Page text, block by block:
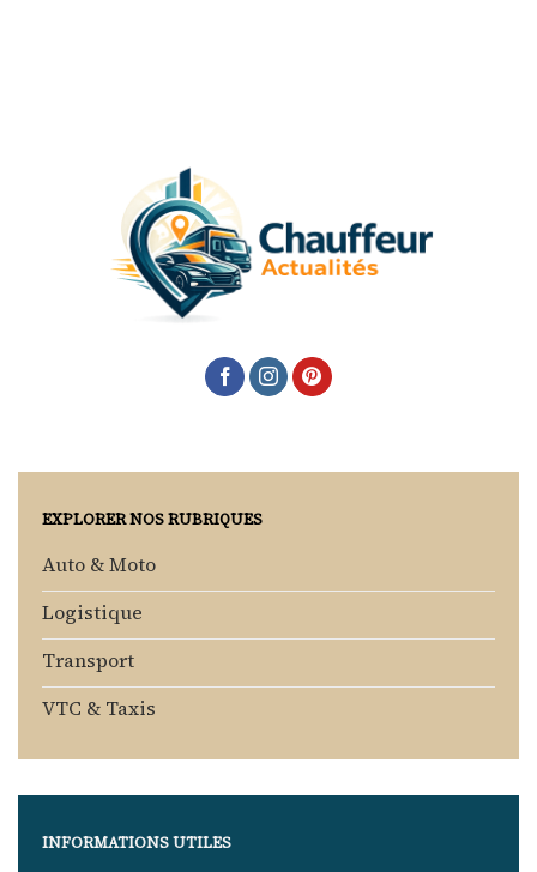
EXPLORER NOS RUBRIQUES
Auto & Moto
Logistique
Transport
VTC & Taxis
INFORMATIONS UTILES